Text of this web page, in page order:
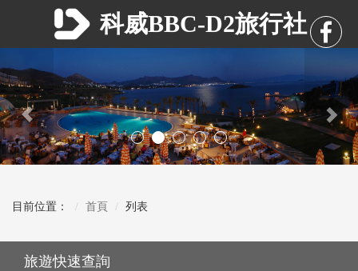
科威BBC-D2旅行社
目前位置： 首頁 列表